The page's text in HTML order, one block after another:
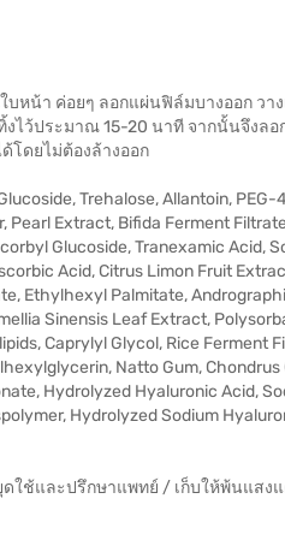
หน้า ค่อยๆ ลอกแผ่นฟิล์มบางออก วา
ไว้ประมาณ 15-20 นาที จากนั้นจึงล
โดยไม่ต้องล้างออก
Trehalose, Allantoin,
Extract, Bifida Ferment
Glucoside, Tranexamic Acid,
Acid, Citrus Limon Fruit
Ethylhexyl Palmitate,
Sinensis Leaf Extract,
Caprylyl Glycol, Rice Ferment
Natto Gum, Chondrus
Hydrolyzed Hyaluronic Acid,
Hydrolyzed Sodium
ใช้และปรึกษาแพทย์ / เก็บให้พ้นแสง